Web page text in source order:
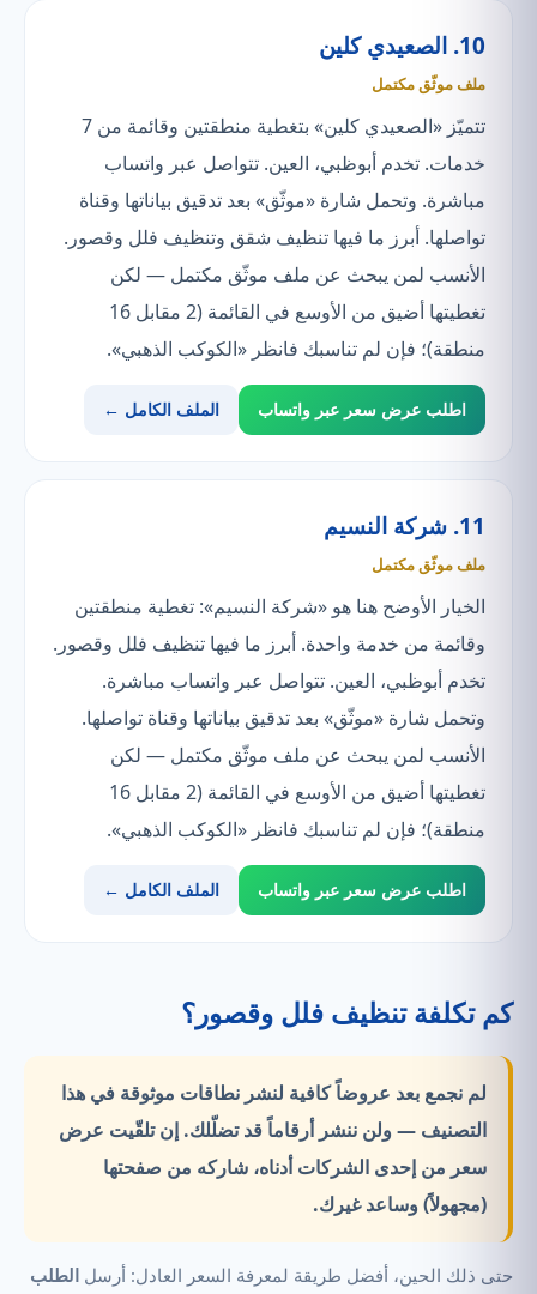
10. الصعيدي كلين
ملف موثّق مكتمل
تتميّز «الصعيدي كلين» بتغطية منطقتين وقائمة من 7
خدمات. تخدم أبوظبي، العين. تتواصل عبر واتساب
مباشرة. وتحمل شارة «موثّق» بعد تدقيق بياناتها وقناة
تواصلها. أبرز ما فيها تنظيف شقق وتنظيف فلل وقصور.
الأنسب لمن يبحث عن ملف موثّق مكتمل — لكن
تغطيتها أضيق من الأوسع في القائمة (2 مقابل 16
منطقة)؛ فإن لم تناسبك فانظر «الكوكب الذهبي».
اطلب عرض سعر عبر واتساب الملف الكامل ←
11. شركة النسيم
ملف موثّق مكتمل
الخيار الأوضح هنا هو «شركة النسيم»: تغطية منطقتين
وقائمة من خدمة واحدة. أبرز ما فيها تنظيف فلل وقصور.
تخدم أبوظبي، العين. تتواصل عبر واتساب مباشرة.
وتحمل شارة «موثّق» بعد تدقيق بياناتها وقناة تواصلها.
الأنسب لمن يبحث عن ملف موثّق مكتمل — لكن
تغطيتها أضيق من الأوسع في القائمة (2 مقابل 16
منطقة)؛ فإن لم تناسبك فانظر «الكوكب الذهبي».
اطلب عرض سعر عبر واتساب الملف الكامل ←
كم تكلفة تنظيف فلل وقصور؟
لم نجمع بعد عروضاً كافية لنشر نطاقات موثوقة في هذا
التصنيف —ولن ننشر أرقاماً قد تضلّلك. إن تلقّيت عرض
سعر من إحدى الشركات أدناه، شاركه من صفحتها
(مجهولاً) وساعد غيرك.
حتى ذلك الحين، أفضل طريقة لمعرفة السعر العادل: أرسل الطلب